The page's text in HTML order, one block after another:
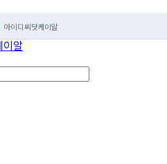
아이디씨닷케이알